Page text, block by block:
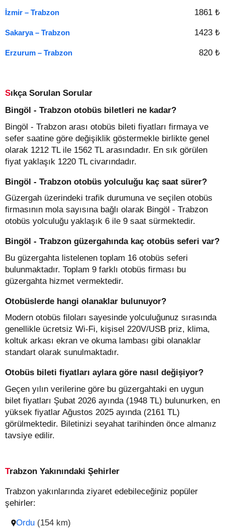
İzmir – Trabzon 1861 ₺
Sakarya – Trabzon 1423 ₺
Erzurum – Trabzon 820 ₺
Sıkça Sorulan Sorular
Bingöl - Trabzon otobüs biletleri ne kadar?
Bingöl - Trabzon arası otobüs bileti fiyatları firmaya ve
sefer saatine göre değişiklik göstermekle birlikte genel
olarak 1212 TL ile 1562 TL arasındadır. En sık görülen
fiyat yaklaşık 1220 TL civarındadır.
Bingöl - Trabzon otobüs yolculuğu kaç saat sürer?
Güzergah üzerindeki trafik durumuna ve seçilen otobüs
firmasının mola sayısına bağlı olarak Bingöl - Trabzon
otobüs yolculuğu yaklaşık 6 ile 9 saat sürmektedir.
Bingöl - Trabzon güzergahında kaç otobüs seferi var?
Bu güzergahta listelenen toplam 16 otobüs seferi
bulunmaktadır. Toplam 9 farklı otobüs firması bu
güzergahta hizmet vermektedir.
Otobüslerde hangi olanaklar bulunuyor?
Modern otobüs filoları sayesinde yolculuğunuz sırasında
genellikle ücretsiz Wi-Fi, kişisel 220V/USB priz, klima,
koltuk arkası ekran ve okuma lambası gibi olanaklar
standart olarak sunulmaktadır.
Otobüs bileti fiyatları aylara göre nasıl değişiyor?
Geçen yılın verilerine göre bu güzergahtaki en uygun
bilet fiyatları Şubat 2026 ayında (1948 TL) bulunurken, en
yüksek fiyatlar Ağustos 2025 ayında (2161 TL)
görülmektedir. Biletinizi seyahat tarihinden önce almanız
tavsiye edilir.
Trabzon Yakınındaki Şehirler
Trabzon yakınlarında ziyaret edebileceğiniz popüler
şehirler:
Ordu (154 km)